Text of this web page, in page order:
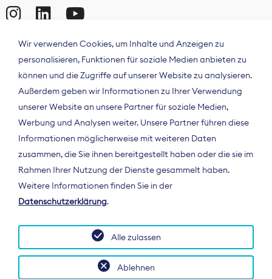
Der Bundesverband Digitalpublisher und
Zeitungsverleger (BDZV) vertritt als
Spitzenorganisation die Interessen der
Deutschland und auf EU-Ebene.
Wir verwenden Cookies, um Inhalte und Anzeigen zu
personalisieren, Funktionen für soziale Medien anbieten zu
können und die Zugriffe auf unserer Website zu analysieren.
Außerdem geben wir Informationen zu Ihrer Verwendung
unserer Website an unsere Partner für soziale Medien,
Werbung und Analysen weiter. Unsere Partner führen diese
Informationen möglicherweise mit weiteren Daten
zusammen, die Sie ihnen bereitgestellt haben oder die sie im
Rahmen Ihrer Nutzung der Dienste gesammelt haben.
Weitere Informationen finden Sie in der
Datenschutzerklärung.
Ablehnen
Alle zulassen